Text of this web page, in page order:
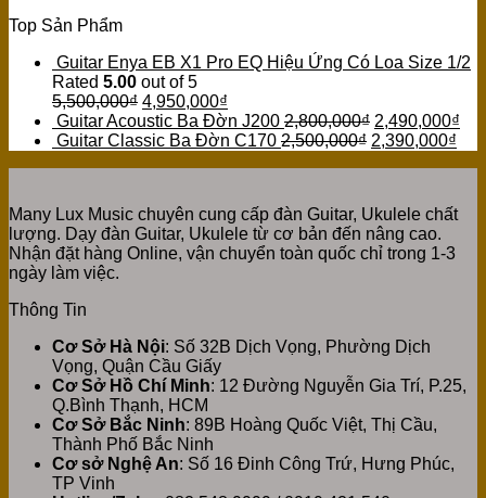
Top Sản Phẩm
Guitar Enya EB X1 Pro EQ Hiệu Ứng Có Loa Size 1/2
Rated 5.00 out of 5
5,500,000₫ 4,950,000₫
Guitar Acoustic Ba Đờn J200 2,800,000₫ 2,490,000₫
Guitar Classic Ba Đờn C170 2,500,000₫ 2,390,000₫
Many Lux Music chuyên cung cấp đàn Guitar, Ukulele chất
lượng. Dạy đàn Guitar, Ukulele từ cơ bản đến nâng cao.
Nhận đặt hàng Online, vận chuyển toàn quốc chỉ trong 1-3
ngày làm việc.
Thông Tin
Cơ Sở Hà Nội: Số 32B Dịch Vọng, Phường Dịch
Vọng, Quận Cầu Giấy
Cơ Sở Hồ Chí Minh: 12 Đường Nguyễn Gia Trí, P.25,
Q.Bình Thạnh, HCM
Cơ Sở Bắc Ninh: 89B Hoàng Quốc Việt, Thị Cầu,
Thành Phố Bắc Ninh
Cơ sở Nghệ An: Số 16 Đinh Công Trứ, Hưng Phúc,
TP Vinh